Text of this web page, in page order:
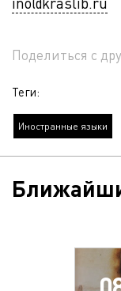
Поделиться с
Теги:
Иностранные языки